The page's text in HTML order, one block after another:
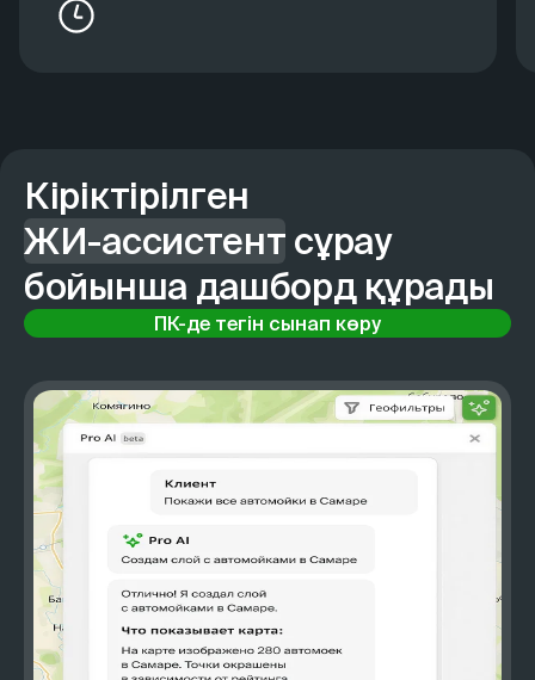
Кіріктірілген
ЖИ-ассистент сұрау
бойынша дашборд құрады
ПК-де тегін сынап көру